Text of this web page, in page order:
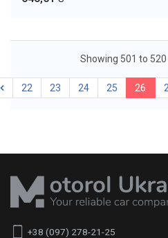
Showing 501 to
22 23 24 25 26
+38 (097) 278-21-25